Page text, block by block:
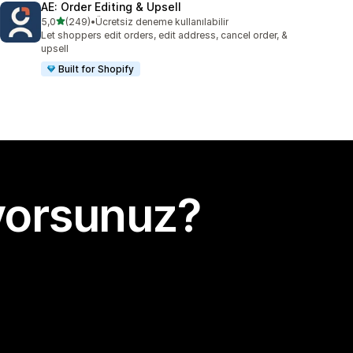
AE: Order Editing & Upsell
5,05 yıldız üzerinden
(249)
toplam 249 değerlendirme
•Ücretsiz deneme kullanılabilir
Let shoppers edit orders, edit address, cancel order, &
upsell
Built for Shopify